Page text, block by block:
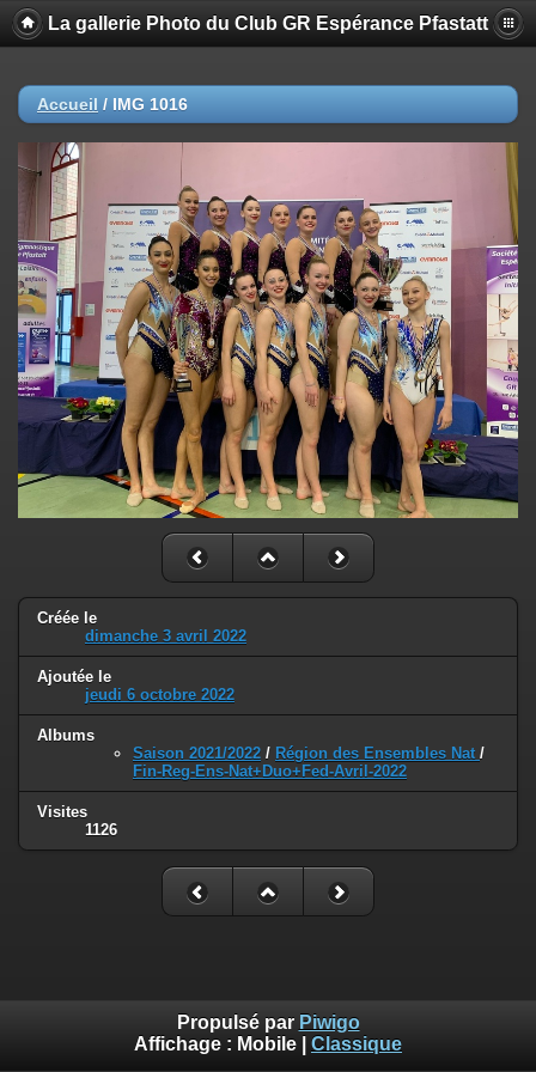
La gallerie Photo du Club GR Espérance Pfastatt
Accueil / IMG 1016
Créée le
dimanche 3 avril 2022
Ajoutée le
jeudi 6 octobre 2022
Albums
Saison 2021/2022 / Région des Ensembles Nat /
Fin-Reg-Ens-Nat+Duo+Fed-Avril-2022
Visites
1126
Propulsé par Piwigo
Affichage : Mobile Classique